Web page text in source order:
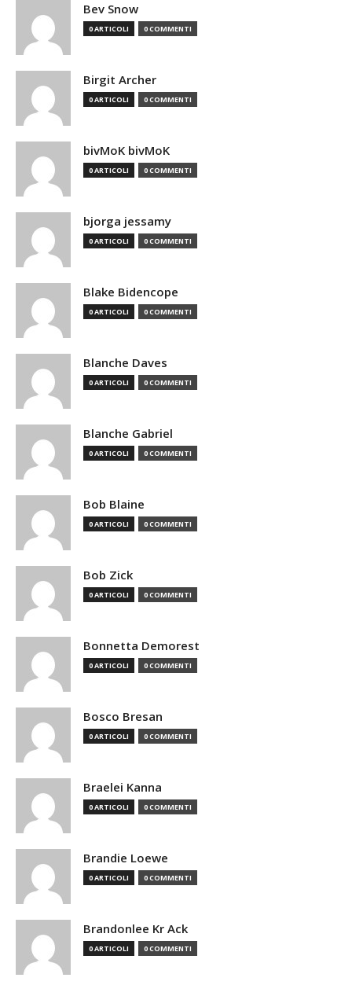
Bev Snow
0 ARTICOLI 0 COMMENTI
Birgit Archer
0 ARTICOLI 0 COMMENTI
bivMoK bivMoK
0 ARTICOLI 0 COMMENTI
bjorga jessamy
0 ARTICOLI 0 COMMENTI
Blake Bidencope
0 ARTICOLI 0 COMMENTI
Blanche Daves
0 ARTICOLI 0 COMMENTI
Blanche Gabriel
0 ARTICOLI 0 COMMENTI
Bob Blaine
0 ARTICOLI 0 COMMENTI
Bob Zick
0 ARTICOLI 0 COMMENTI
Bonnetta Demorest
0 ARTICOLI 0 COMMENTI
Bosco Bresan
0 ARTICOLI 0 COMMENTI
Braelei Kanna
0 ARTICOLI 0 COMMENTI
Brandie Loewe
0 ARTICOLI 0 COMMENTI
Brandonlee Kr Ack
0 ARTICOLI 0 COMMENTI